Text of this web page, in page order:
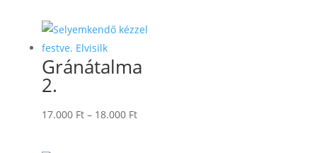
19.000 Ft
Gránátalma
2.
17.000 Ft – 18.000 FtÁrtartomány: